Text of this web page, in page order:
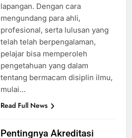
lapangan. Dengan cara
mengundang para ahli,
profesional, serta lulusan yang
telah telah berpengalaman,
pelajar bisa memperoleh
pengetahuan yang dalam
tentang bermacam disiplin ilmu,
mulai…
Read Full News
Pentingnya Akreditasi